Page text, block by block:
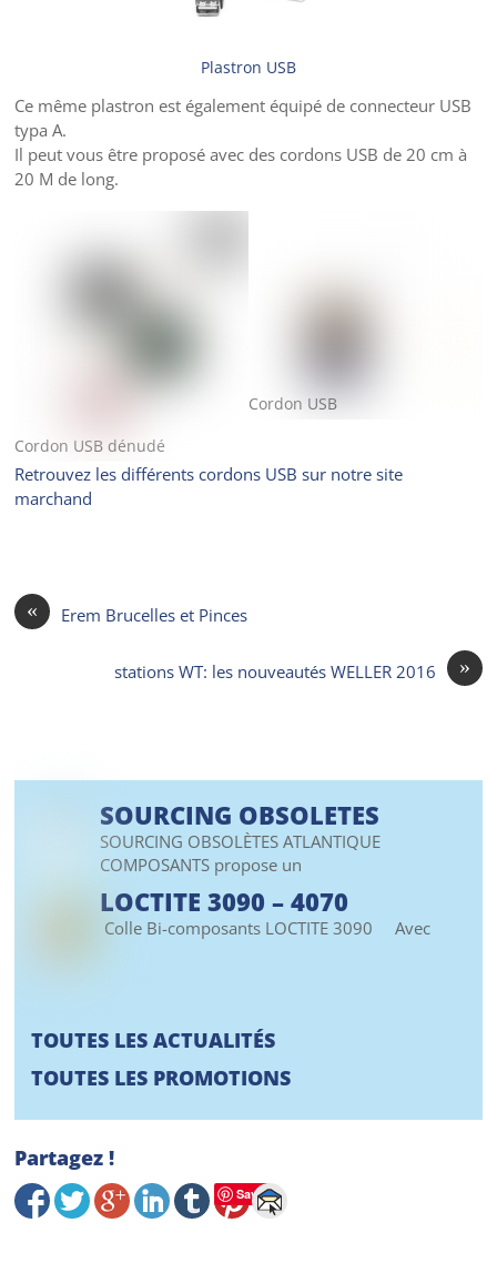
Plastron USB
Ce même plastron est également équipé de connecteur USB
typa A.
Il peut vous être proposé avec des cordons USB de 20 cm à
20 M de long.
Cordon USB dénudé
Cordon USB
Retrouvez les différents cordons USB sur notre site
marchand
« Erem Brucelles et Pinces
»
stations WT: les nouveautés WELLER 2016
SOURCING OBSOLETES
SOURCING OBSOLÈTES ATLANTIQUE
COMPOSANTS propose un
LOCTITE 3090 – 4070
Colle Bi-composants LOCTITE 3090 Avec
TOUTES LES ACTUALITÉS
TOUTES LES PROMOTIONS
Partagez !
Save